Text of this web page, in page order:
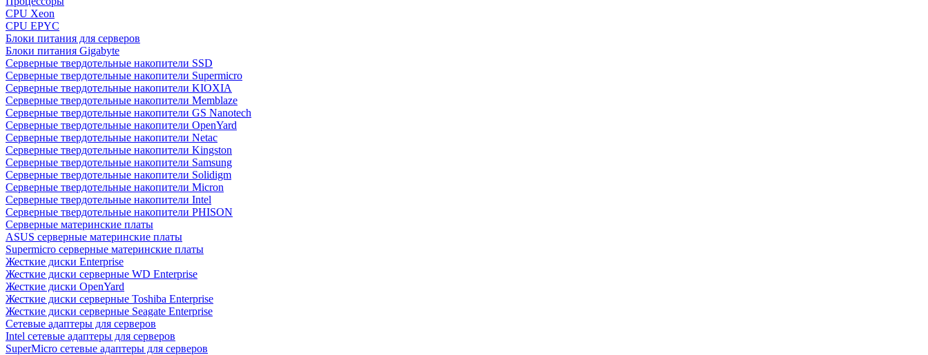
CPU Xeon
CPU EPYC
Блоки питания для серверов
Блоки питания Gigabyte
Серверные твердотельные накопители SSD
Cерверные твердотельные накопители Supermicro
Cерверные твердотельные накопители KIOXIA
Cерверные твердотельные накопители Memblaze
Cерверные твердотельные накопители GS Nanotech
Серверные твердотельные накопители OpenYard
Серверные твердотельные накопители Netac
Cерверные твердотельные накопители Kingston
Cерверные твердотельные накопители Samsung
Cерверные твердотельные накопители Solidigm
Cерверные твердотельные накопители Micron
Cерверные твердотельные накопители Intel
Cерверные твердотельные накопители PHISON
Серверные материнские платы
ASUS серверные материнские платы
Supermicro серверные материнские платы
Жесткие диски Enterprise
Жесткие диски серверные WD Enterprise
Жесткие диски OpenYard
Жесткие диски серверные Toshiba Enterprise
Жесткие диски серверные Seagate Enterprise
Сетевые адаптеры для серверов
Intel сетевые адаптеры для серверов
SuperMicro сетевые адаптеры для серверов